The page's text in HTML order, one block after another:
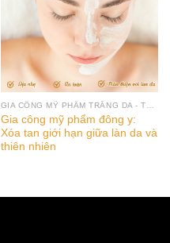
Gia công mỹ phẩm đông y:
Xóa tan giới hạn giữa làn da và
thiên nhiên